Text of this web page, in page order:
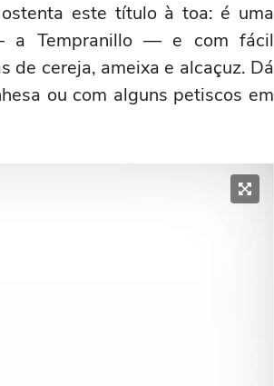
este título à toa: é uma
a Tempranillo — e com fácil
de cereja, ameixa e alcaçuz. Dá
ou com alguns petiscos em